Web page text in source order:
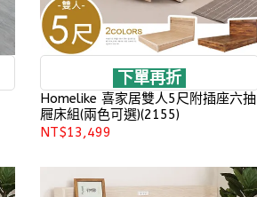
下單再折
Homelike 喜家居雙人5尺附插座六抽
屜床組(兩色可選)(2155)
NT$13,499